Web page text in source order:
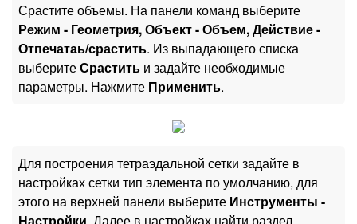
Срастите объемы. На панели команд выберите
Режим - Геометрия, Объект - Объем, Действие -
Отпечатаь/срастить. Из выпадающего списка
выберитеСрастить и задайте необходимые
параметры. Нажмите Применить.
Для построения тетраэдальной сетки задайте в
настройках сетки тип элемента по умолчанию, для
этого на верхней панели выберите Инструменты -